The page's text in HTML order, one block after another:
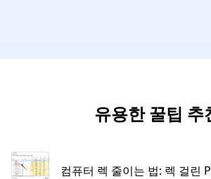
유용한 꿀팁 추
컴퓨터 렉 줄이는 법: 렉 걸린